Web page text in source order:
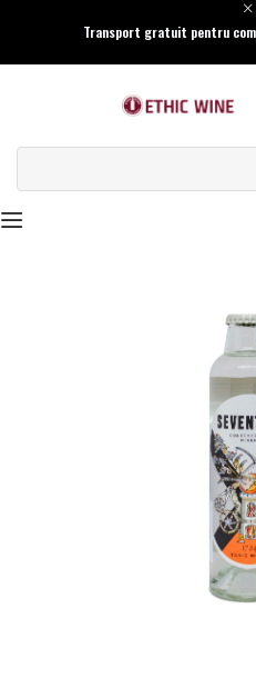
Transport gratuit pentru